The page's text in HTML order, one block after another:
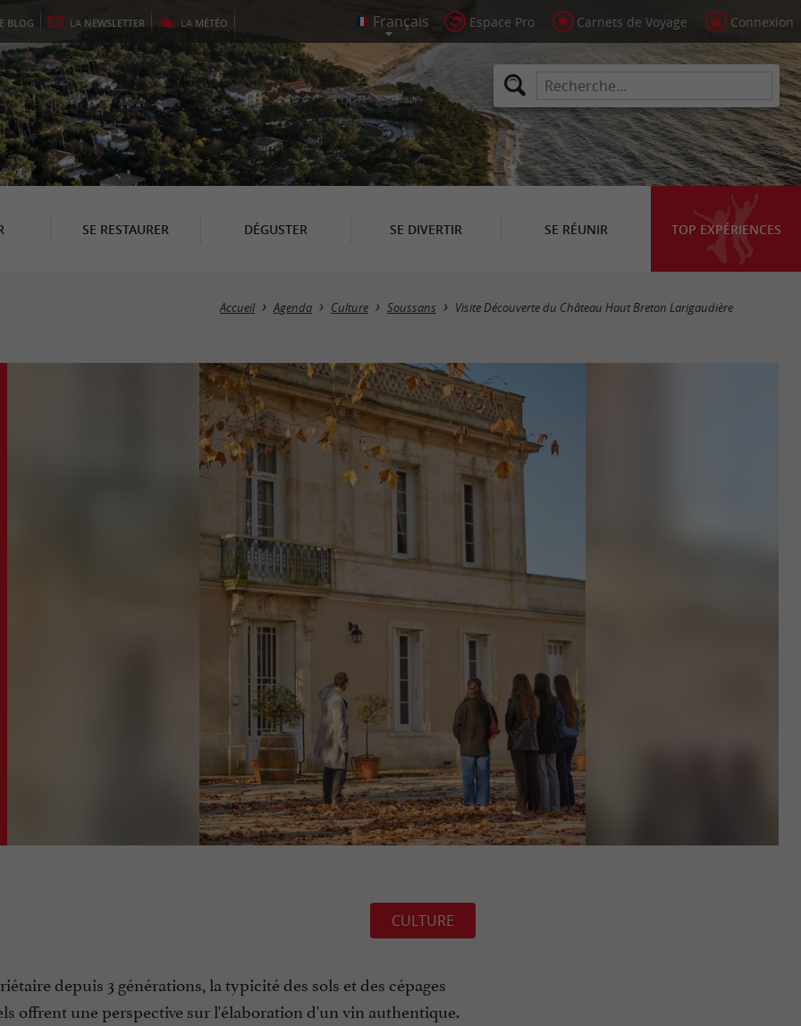
BLOG LA NEWSLETTER LA MÉTÉO Espace Pro Carnets de Voyage Connexion
SE RESTAURER DÉGUSTER SE DIVERTIR SE RÉUNIR TOP EXPÉRIENCES
Accueil Agenda Culture Soussans Visite Découverte du Château Haut Breton Larigaudière
CULTURE
depuis 3 générations, la typicité des sols et des cépages
offrent une perspective sur l'élaboration d'un vin authentique.